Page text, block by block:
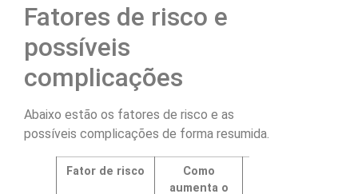
Fatores de risco e
possíveis
complicações
Abaixo estão os fatores de risco e as
possíveis complicações de forma resumida.
Fator de risco
Como
aumenta o